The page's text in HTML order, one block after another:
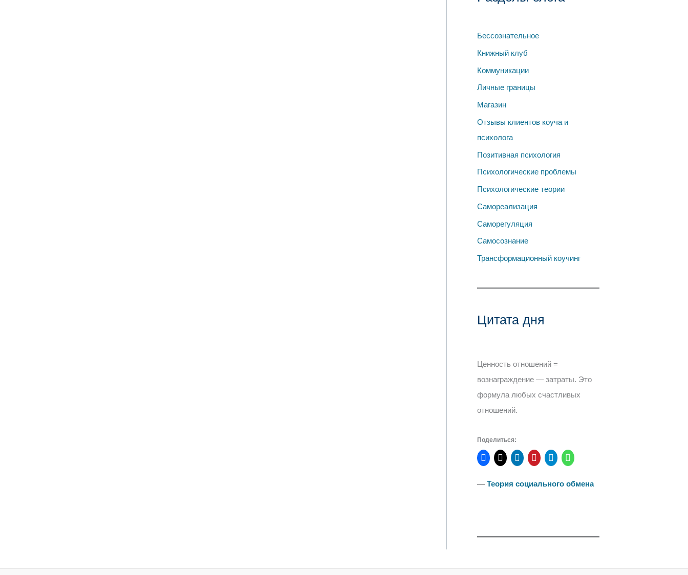
Бессознательное
Книжный клуб
Коммуникации
Личные границы
Магазин
Отзывы клиентов коуча и
психолога
Позитивная психология
Психологические проблемы
Психологические теории
Самореализация
Саморегуляция
Самосознание
Трансформационный коучинг
Цитата дня
Ценность отношений =
вознаграждение — затраты. Это
формула любых счастливых
отношений.
Поделиться:
― Теория социального обмена